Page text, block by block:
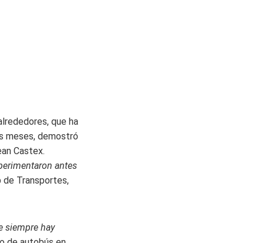
que ha
meses, demostró
Castex.
antes
de Transportes,
siempre hay